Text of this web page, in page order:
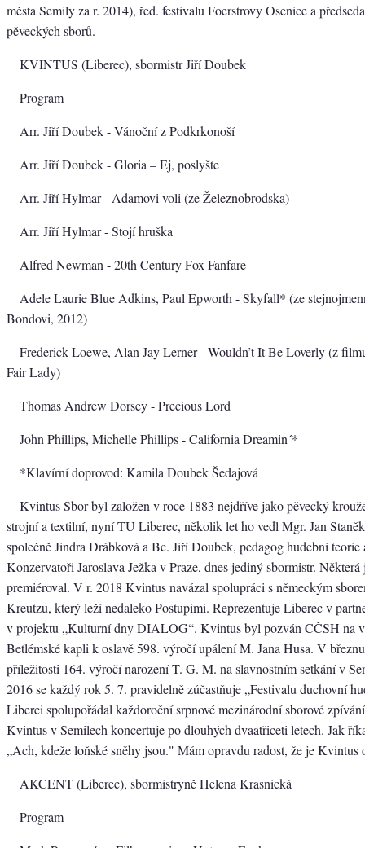
města Semily za r. 2014), řed. festivalu Foerstrovy Osenice a
pěveckých sborů.
KVINTUS (Liberec), sbormistr Jiří Doubek
Program
Arr. Jiří Doubek - Vánoční z Podkrkonoší
Arr. Jiří Doubek - Gloria – Ej, poslyšte
Arr. Jiří Hylmar - Adamovi voli (ze Železnobrodska)
Arr. Jiří Hylmar - Stojí hruška
Alfred Newman - 20th Century Fox Fanfare
Adele Laurie Blue Adkins, Paul Epworth - Skyfall* (ze
Bondovi, 2012)
Frederick Loewe, Alan Jay Lerner - Wouldn’t It Be Loverly (z
Fair Lady)
Thomas Andrew Dorsey - Precious Lord
John Phillips, Michelle Phillips - California Dreamin´*
*Klavírní doprovod: Kamila Doubek Šedajová
Kvintus Sbor byl založen v roce 1883 nejdříve jako pěvecký
strojní a textilní, nyní TU Liberec, několik let ho vedl Mgr. Jan
společně Jindra Drábková a Bc. Jiří Doubek, pedagog hudební teorie
Konzervatoři Jaroslava Ježka v Praze, dnes jediný sbormistr.
premiéroval. V r. 2018 Kvintus navázal spolupráci s německým
Kreutzu, který leží nedaleko Postupimi. Reprezentuje Liberec v
v projektu „Kulturní dny DIALOG“. Kvintus byl pozván CČSH na
Betlémské kapli k oslavě 598. výročí upálení M. Jana Husa. V
příležitosti 164. výročí narození T. G. M. na slavnostním setkání v
2016 se každý rok 5. 7. pravidelně zúčastňuje „Festivalu duchovní
Liberci spolupořádal každoroční srpnové mezinárodní sborové
Kvintus v Semilech koncertuje po dlouhých dvaatřiceti letech. Jak
„Ach, kdeže loňské sněhy jsou." Mám opravdu radost, že je Kvintus
AKCENT (Liberec), sbormistryně Helena Krasnická
Program